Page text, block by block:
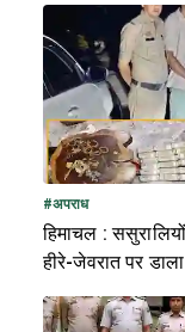
#अपराध
हिमाचल :
हीरे-जेवरात पर